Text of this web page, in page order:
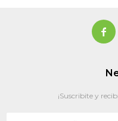

¡Suscribite y